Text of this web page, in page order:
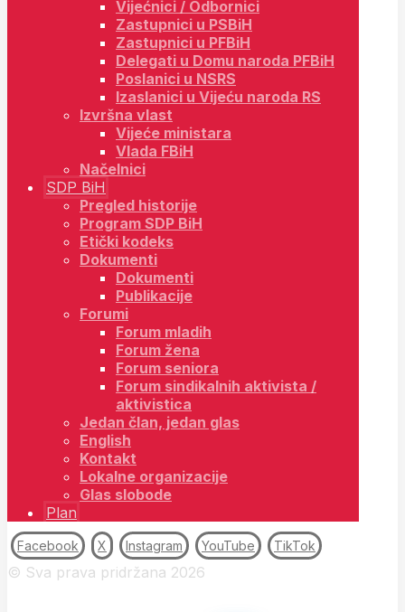
Vijećnici / Odbornici
Zastupnici u PSBiH
Zastupnici u PFBiH
Delegati u Domu naroda PFBiH
Poslanici u NSRS
Izaslanici u Vijeću naroda RS
Izvršna vlast
Vijeće ministara
Vlada FBiH
Načelnici
SDP BiH
Pregled historije
Program SDP BiH
Etički kodeks
Dokumenti
Dokumenti
Publikacije
Forumi
Forum mladih
Forum žena
Forum seniora
Forum sindikalnih aktivista /
aktivistica
Jedan član, jedan glas
English
Kontakt
Lokalne organizacije
Glas slobode
Plan
Facebook X Instagram YouTube TikTok
© Sva prava pridržana 2026